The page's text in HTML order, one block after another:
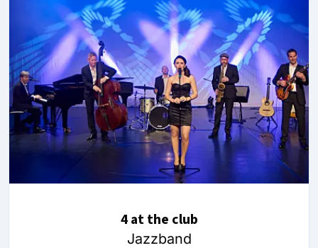
4 at the club
Jazzband